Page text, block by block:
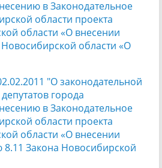
в Законодательное
области проекта
области «О внесении
области «О
"О законодательной
города
в Законодательное
области проекта
области «О внесении
8.11 Закона Новосибирской